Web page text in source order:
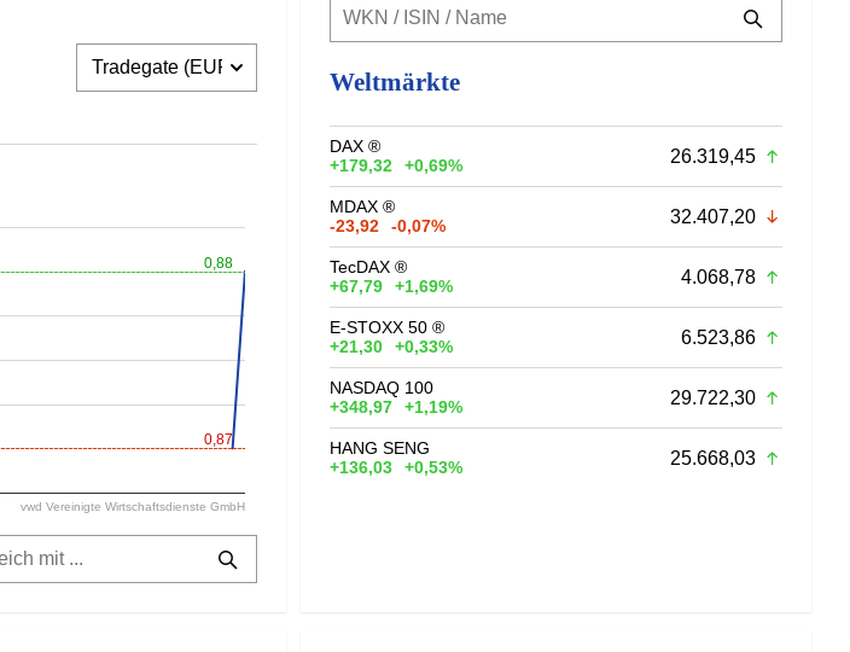
0,88
0,87
vwd Vereinigte Wirtschaftsdienste GmbH
Weltmärkte
DAX ®
+179,32
+0,69% 26.319,45
MDAX ®
-23,92
-0,07% 32.407,20
TecDAX ®
+67,79
+1,69% 4.068,78
E-STOXX 50 ®
+21,30
+0,33% 6.523,86
NASDAQ 100
+348,97
+1,19% 29.722,30
HANG SENG
+136,03
+0,53% 25.668,03